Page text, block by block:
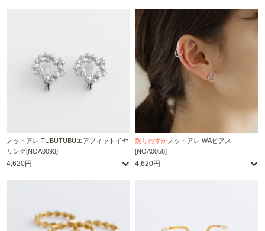
ノットアレ TUBUTUBUエアフィットイヤ
リング[NOA0093]
4,620円
残りわずか ノットアレ WAピアス
[NOA0058]
4,620円